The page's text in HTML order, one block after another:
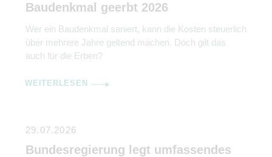
Baudenkmal geerbt 2026
Wer ein Baudenkmal saniert, kann die Kosten steuerlich
über mehrere Jahre geltend machen. Doch gilt das
auch für die Erben?
WEITERLESEN
29.07.2026
Bundesregierung legt umfassendes